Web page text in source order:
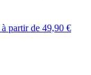
à partir de 49,90 €